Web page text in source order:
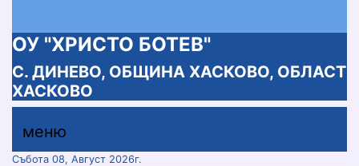
ОУ "ХРИСТО БОТЕВ"
С. ДИНЕВО, ОБЩИНА ХАСКОВО, ОБЛАСТ
ХАСКОВО
меню горно
меню
меню
Събота 08, Август 2026г.